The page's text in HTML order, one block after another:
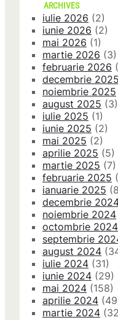
ARCHIVES
iulie 2026 (2)
iunie 2026 (2)
mai 2026 (1)
martie 2026 (3)
februarie 2026
decembrie 2025
noiembrie 2025
august 2025 (3)
iulie 2025 (1)
iunie 2025 (2)
mai 2025 (2)
aprilie 2025 (5)
martie 2025 (7)
februarie 2025
ianuarie 2025
decembrie
noiembrie 2024
octombrie 2024
septembrie
august 2024
iulie 2024 (31)
iunie 2024 (29)
mai 2024 (158)
aprilie 2024
martie 2024